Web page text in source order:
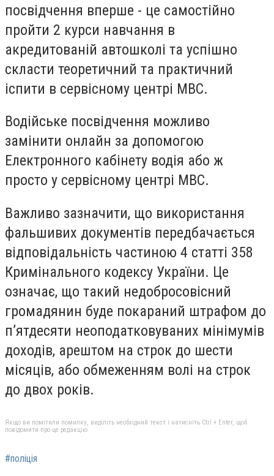
посвідчення вперше - це самостійно
пройти 2 курси навчання в
акредитованій автошколі та успішно
скласти теоретичний та практичний
іспити в сервісному центрі МВС.
Водійське посвідчення можливо
замінити онлайн за допомогою
Електронного кабінету водія або ж
просто у сервісному центрі МВС.
Важливо зазначити, що використання
фальшивих документів передбачається
відповідальність частиною 4 статті 358
Кримінального кодексу України. Це
означає, що такий недобросовісний
громадянин буде покараний штрафом до
п’ятдесяти неоподатковуваних мінімумів
доходів, арештом на строк до шести
місяців, або обмеженням волі на строк
до двох років.
Якщо ви помітили помилку, виділіть необхідний текст і натисніть Ctrl + Enter, щоб
повідомити про це редакцію
#поліція